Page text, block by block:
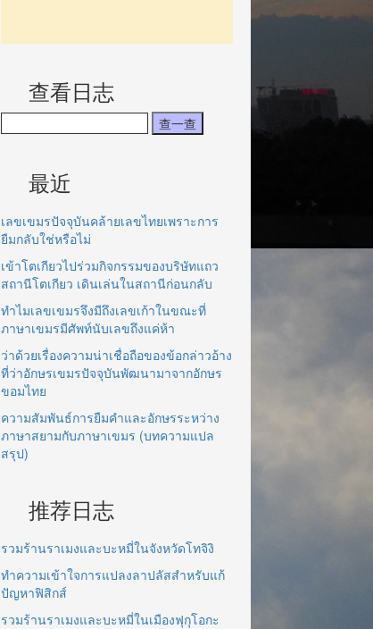
查看日志
最近
เลขเขมรปัจจุบันคล้ายเลขไทยเพราะการ
ยืมกลับใช่หรือไม่
เข้าโตเกียวไปร่วมกิจกรรมของบริษัทแถว
สถานีโตเกียว เดินเล่นในสถานีก่อนกลับ
ทำไมเลขเขมรจึงมีถึงเลขเก้าในขณะที่
ภาษาเขมรมีศัพท์นับเลขถึงแค่ห้า
ว่าด้วยเรื่องความน่าเชื่อถือของข้อกล่าวอ้าง
ที่ว่าอักษรเขมรปัจจุบันพัฒนามาจากอักษร
ขอมไทย
ความสัมพันธ์การยืมคำและอักษรระหว่าง
ภาษาสยามกับภาษาเขมร (บทความแปล
สรุป)
推荐日志
รวมร้านราเมงและบะหมี่ในจังหวัดโทจิงิ
ทำความเข้าใจการแปลงลาปลัสสำหรับแก้
ปัญหาฟิสิกส์
รวมร้านราเมงและบะหมี่ในเมืองฟุกุโอกะ